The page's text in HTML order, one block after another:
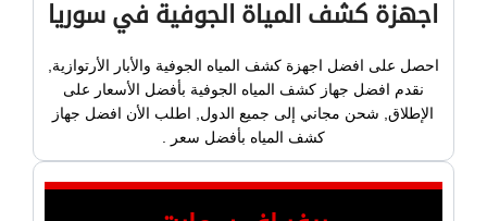
اجهزة كشف المياة الجوفية في سوريا
احصل على افضل اجهزة كشف المياه الجوفية والأبار الأرتوازية,
نقدم افضل جهاز كشف المياه الجوفية بأفضل الأسعار على
الإطلاق, شحن مجاني إلى جميع الدول, اطلب الأن افضل جهاز
كشف المياه بأفضل سعر .